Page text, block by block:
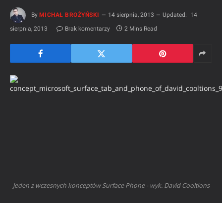
By MICHAŁ BROŻYŃSKI 14 sierpnia, 2013 Updated:
14
sierpnia, 2013
Brak komentarzy 2 Mins Read
Jeden z wczesnych konceptów Surface Phone - wyk. David Cooltions